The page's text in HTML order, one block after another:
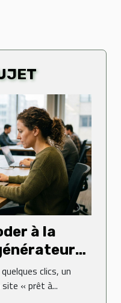
à la
clics, un
site « prêt à...